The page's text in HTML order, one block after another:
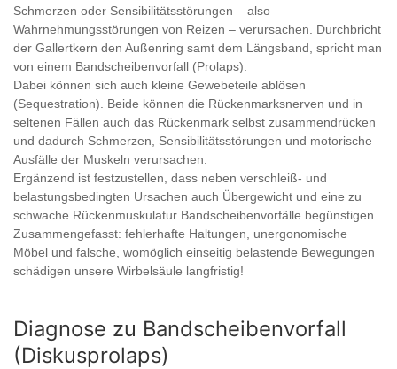
Schmerzen oder Sensibilitätsstörungen – also
Wahrnehmungsstörungen von Reizen – verursachen. Durchbricht
der Gallertkern den Außenring samt dem Längsband, spricht man
von einem Bandscheibenvorfall (Prolaps).
Dabei können sich auch kleine Gewebeteile ablösen
(Sequestration). Beide können die Rückenmarksnerven und in
seltenen Fällen auch das Rückenmark selbst zusammendrücken
und dadurch Schmerzen, Sensibilitätsstörungen und motorische
Ausfälle der Muskeln verursachen.
Ergänzend ist festzustellen, dass neben verschleiß- und
belastungsbedingten Ursachen auch Übergewicht und eine zu
schwache Rückenmuskulatur Bandscheibenvorfälle begünstigen.
Zusammengefasst: fehlerhafte Haltungen, unergonomische
Möbel und falsche, womöglich einseitig belastende Bewegungen
schädigen unsere Wirbelsäule langfristig!
Diagnose zu Bandscheibenvorfall
(Diskusprolaps)